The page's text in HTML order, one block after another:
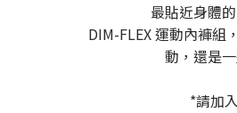
最貼近身體
DIM-FLEX 運動內褲組
動，還是
*請加